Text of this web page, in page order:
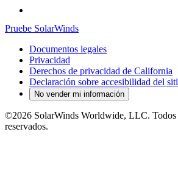
Pruebe SolarWinds
Documentos legales
Privacidad
Derechos de privacidad de California
Declaración sobre accesibilidad del
No vender mi información
©2026 SolarWinds Worldwide, LLC. Todos
reservados.